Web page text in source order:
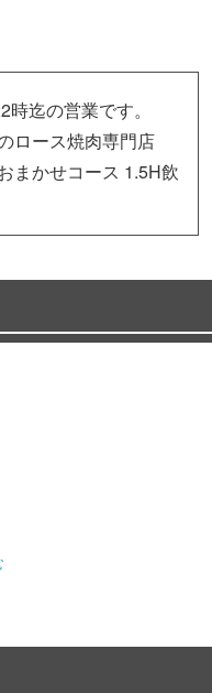
迄の営業です。
ロース焼肉専門店
まかせコース 1.5H飲
マスターおまかせコー
マスターおまかせコー